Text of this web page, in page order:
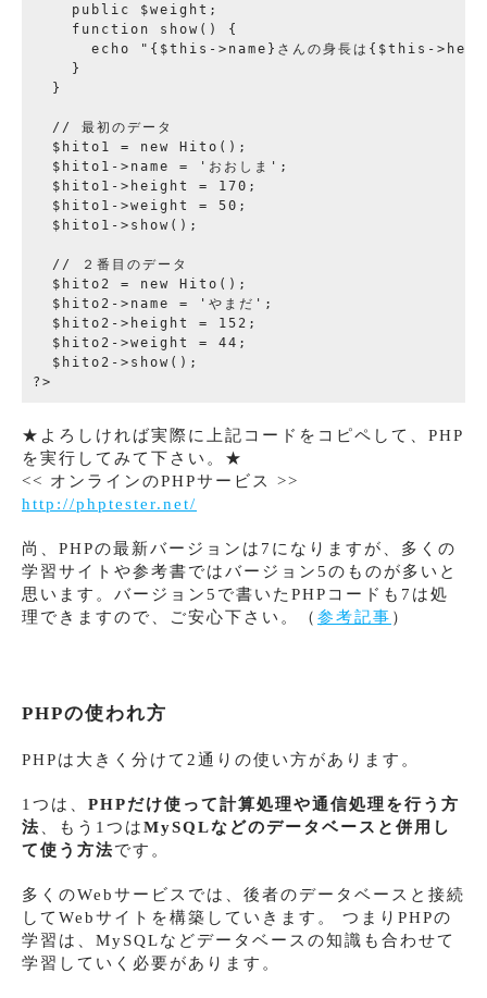
    public $weight;
    function show() {
echo "{$this->name}さんの身長は{$this-
    }
  }
  // 最初のデータ
  $hito1 = new Hito();
  $hito1->name = 'おおしま';
  $hito1->height = 170;
  $hito1->weight = 50;
  $hito1->show();
  // ２番目のデータ
  $hito2 = new Hito();
  $hito2->name = 'やまだ';
  $hito2->height = 152;
  $hito2->weight = 44;
  $hito2->show();
★よろしければ実際に上記コードをコピペして、PHP
を実行してみて下さい。★
<< オンラインのPHPサービス >>
http://phptester.net/
尚、PHPの最新バージョンは7になりますが、多くの
学習サイトや参考書ではバージョン5のものが多いと
思います。バージョン5で書いたPHPコードも7は処
理できますので、ご安心下さい。（ 参考記事 ）
PHPの使われ方
PHPは大きく分けて2通りの使い方があります。
1つは、 PHPだけ使って計算処理や通信処理を行う方
法、もう1つはMySQLなどのデータベースと併用し
て使う方法です。
多くのWebサービスでは、後者のデータベースと接続
してWebサイトを構築していきます。 つまりPHPの
学習は、MySQLなどデータベースの知識も合わせて
学習していく必要があります。